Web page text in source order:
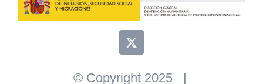
© Copyright 2025 |